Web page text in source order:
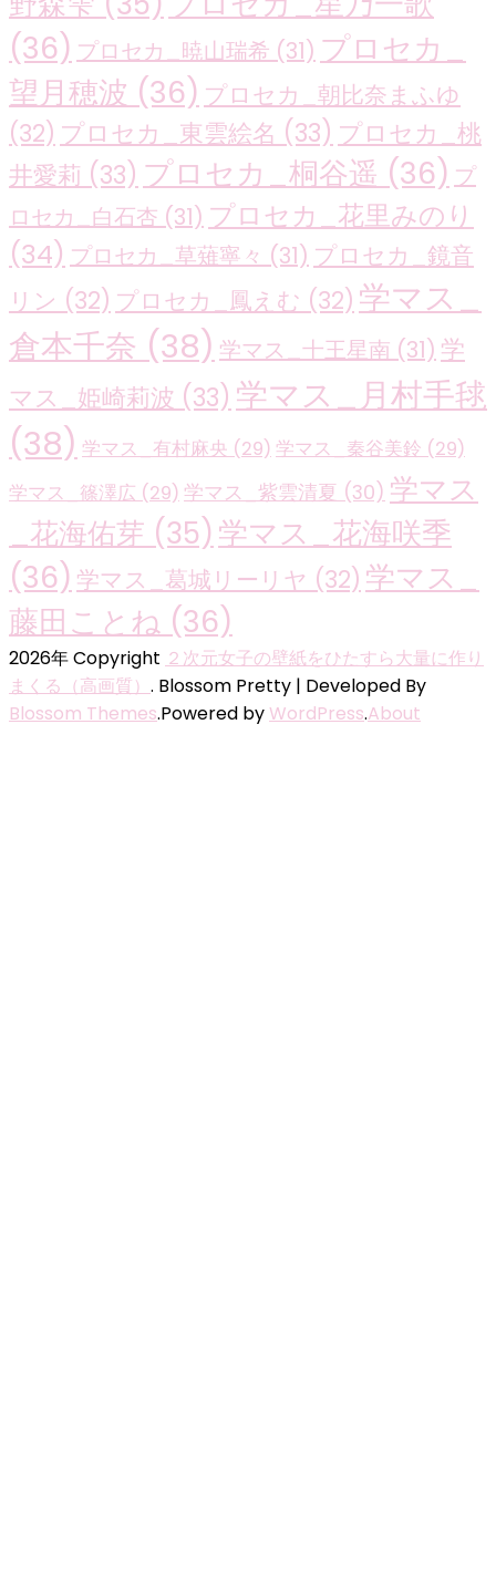
(36) プロセカ_暁山瑞希 (31) プロセカ_
望月穂波 (36) プロセカ_朝比奈まふゆ
(32) プロセカ_東雲絵名 (33) プロセカ_桃
井愛莉 (33) プロセカ_桐谷遥 (36) プ
ロセカ_白石杏 (31) プロセカ_花里みのり
(34) プロセカ_草薙寧々 (31) プロセカ_鏡音
リン (32) プロセカ_鳳えむ (32) 学マス_
倉本千奈 (38) 学マス_十王星南 (31) 学
マス_姫崎莉波 (33) 学マス_月村手毬
(38) 学マス_有村麻央 (29) 学マス_秦谷美鈴 (29)
学マス_篠澤広 (29) 学マス_紫雲清夏 (30) 学マス
_花海佑芽 (35) 学マス_花海咲季
(36) 学マス_葛城リーリヤ (32) 学マス_
藤田ことね (36)
2026年 Copyright ２次元女子の壁紙をひたすら大量に作り
まくる（高画質） . Blossom Pretty | Developed By
Blossom Themes.Powered byWordPress.About